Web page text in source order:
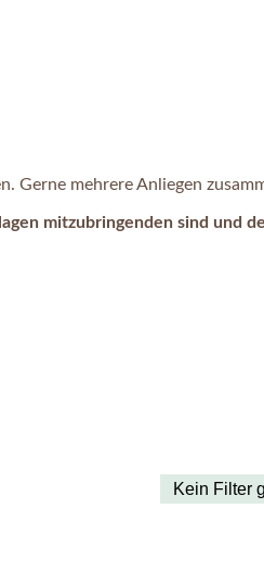
Gerne mehrere Anliegen
mitzubringenden sind und